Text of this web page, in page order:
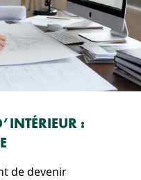
:
de devenir